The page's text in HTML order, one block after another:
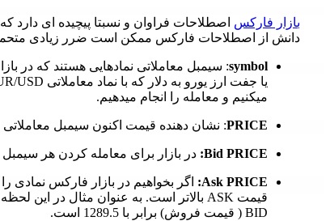
بازار فارکس اصطلاحات فراوان و نسبتا پیچیده ای
دانش از اصطلاحات فارکس ممکن است ضرر زیادی متحمل
symbol
میکنیم و معامله را انجام میدهیم.
PRICE: نشان دهنده قیمت اکنون سیمبل
Bid PRICE: در بازار برای معامله کردن هر
Ask PRICE:
BID ( قیمت فروش) برابر با 1289.5 است.